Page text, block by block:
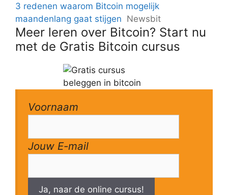
3 redenen waarom Bitcoin mogelijk
maandenlang gaat stijgen Newsbit
Meer leren over Bitcoin? Start nu
met de Gratis Bitcoin cursus
Voornaam
Jouw E-mail
Ja, naar de online cursus!